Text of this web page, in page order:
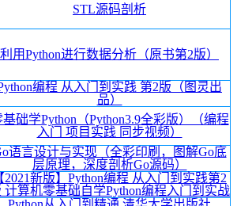
STL源码剖析
利用Python进行数据分析（原书第2版）
编程 从入门到实践 第2版（图灵出
品）
基础学Python（Python3.9全彩版）（编程
入门 项目实践 同步视频）
语言设计与实现（全彩印刷，图解Go底
层原理，深度剖析Go源码）
2021新版】Python编程 从入门到实践第2
计算机零基础自学Python编程入门到实战